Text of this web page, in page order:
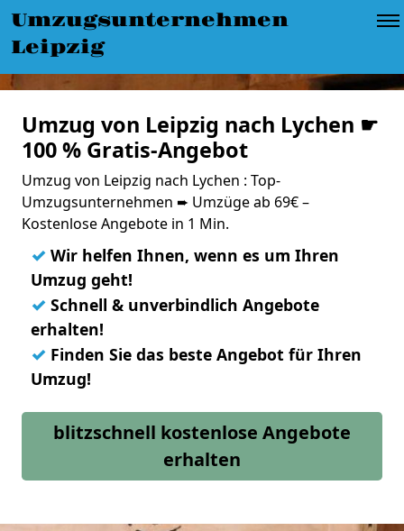
Umzugsunternehmen
Leipzig
Umzug von Leipzig nach Lychen ☛
100 % Gratis-Angebot
Umzug von Leipzig nach Lychen : Top-
Umzugsunternehmen ➨ Umzüge ab 69€ –
Kostenlose Angebote in 1 Min.
✓ Wir helfen Ihnen, wenn es um Ihren
Umzug geht!
✓ Schnell & unverbindlich Angebote
erhalten!
✓ Finden Sie das beste Angebot für Ihren
Umzug!
blitzschnell kostenlose Angebote
erhalten